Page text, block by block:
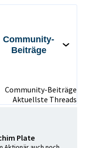
Community-
Beiträge
Community-Beiträge
Aktuellste Threads
Plate